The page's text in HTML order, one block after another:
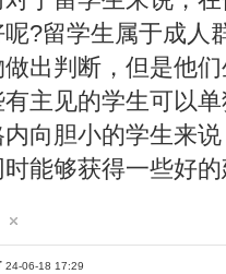
?留学生属于成人
出判断，但是他
主见的学生可以
向胆小的学生来
时能够获得一些好
24-06-18 17:29